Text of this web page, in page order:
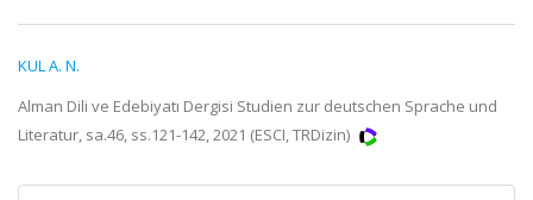
KUL A. N.
Alman Dili ve Edebiyatı Dergisi Studien zur deutschen Sprache und
Literatur, sa.46, ss.121-142, 2021 (ESCI, TRDizin)